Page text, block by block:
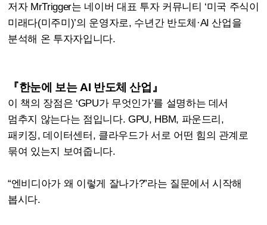
저자 MrTrigger는 네이버 대표 투자 커뮤니티 ‘미국 주식이
미래다(미주미)’의 운영자로, 수년간 반도체·AI 산업을
분석해 온 투자자입니다.
『한눈에 보는 AI 반도체 산업』
이 책의 장점은 ‘GPU가 무엇인가’를 설명하는 데서
멈추지 않는다는 점입니다. GPU, HBM, 파운드리,
패키징, 데이터센터, 클라우드가 서로 어떤 힘의 관계로
묶여 있는지 보여줍니다.
“엔비디아가 왜 이렇게 잘나가?”라는 질문에서 시작해
봅시다.